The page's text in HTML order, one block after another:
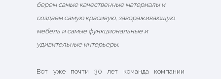
берем самые качественные материалы и
создаем самую красивую, завораживающую
мебель и самые функциональные и
удивительные интерьеры.
Вот уже почти 30 лет команда компании